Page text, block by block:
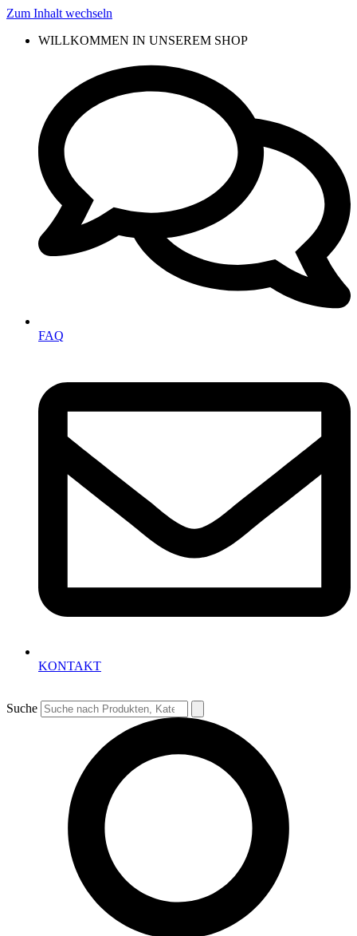
Zum Inhalt wechseln
WILLKOMMEN IN UNSEREM SHOP
FAQ
KONTAKT
Suche